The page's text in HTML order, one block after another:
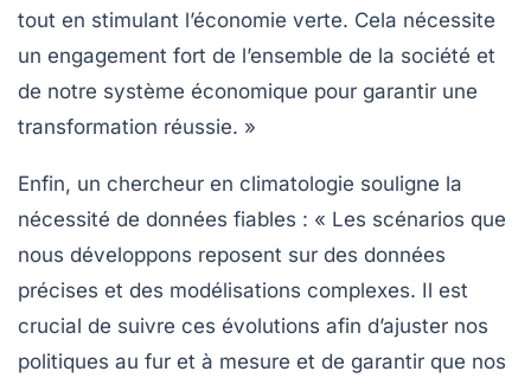
tout en stimulant l’économie verte. Cela nécessite
un engagement fort de l’ensemble de la société et
de notre système économique pour garantir une
transformation réussie. »
Enfin, un chercheur en climatologie souligne la
nécessité de données fiables : « Les scénarios que
nous développons reposent sur des données
précises et des modélisations complexes. Il est
crucial de suivre ces évolutions afin d’ajuster nos
politiques au fur et à mesure et de garantir que nos